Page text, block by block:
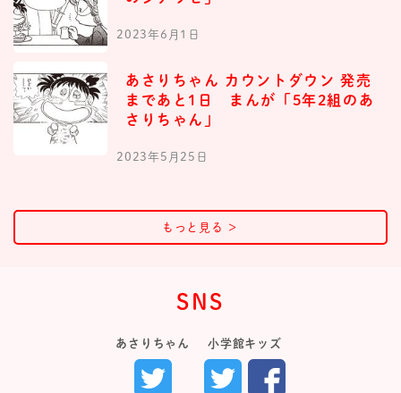
2023年6月1日
あさりちゃん カウントダウン 発売
まであと1日 まんが「5年2組のあ
さりちゃん」
2023年5月25日
もっと見る ＞
SNS
あさりちゃん 小学館キッズ